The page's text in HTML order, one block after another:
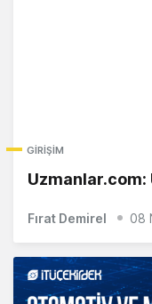
GIRIŞIM
Uzmanlar.com:
Fırat Demirel 08